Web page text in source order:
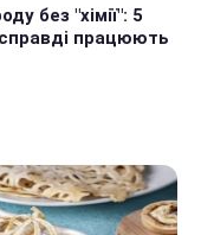
без "хімії": 5
справді працюють